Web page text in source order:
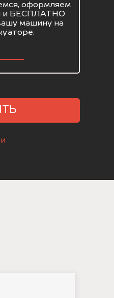
оформляем
и БЕСПЛАТНО
машину на